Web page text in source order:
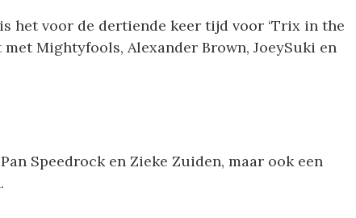
het voor de dertiende keer tijd voor ‘Trix in the
met Mightyfools, Alexander Brown, JoeySuki en
Speedrock en Zieke Zuiden, maar ook een